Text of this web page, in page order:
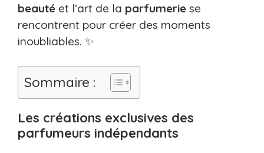
beauté et l’art de la parfumerie se
rencontrent pour créer des moments
inoubliables. ✨
Sommaire :
Les créations exclusives des
parfumeurs indépendants